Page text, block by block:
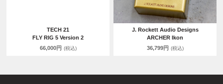
TECH 21
FLY RIG 5 Version 2
66,000円 (税込)
J. Rockett Audio Designs
ARCHER Ikon
36,799円 (税込)